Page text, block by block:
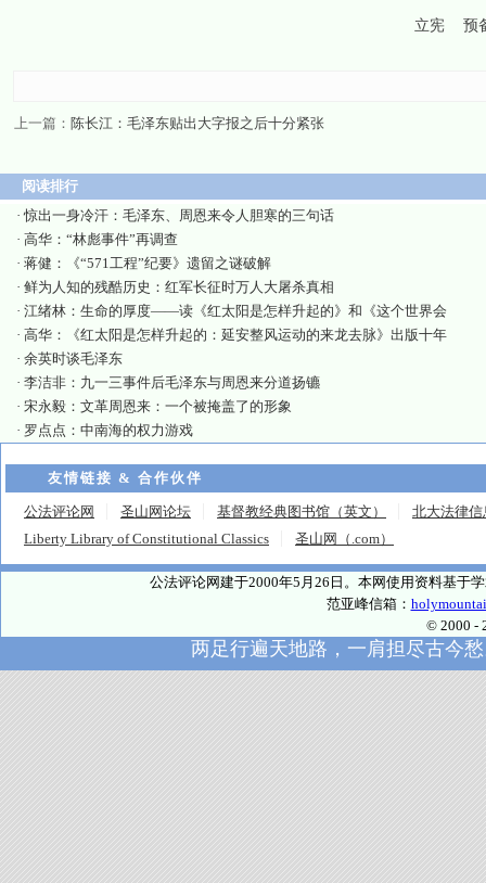
立宪 预
上一篇： 陈长江：毛泽东贴出大字报之后十分紧张
阅读排行
·惊出一身冷汗：毛泽东、周恩来令人胆寒的三句话
· 高华：“林彪事件”再调查
· 蒋健：《“571工程”纪要》遗留之谜破解
· 鲜为人知的残酷历史：红军长征时万人大屠杀真相
· 江绪林：生命的厚度——读《红太阳是怎样升起的》和《这个世界会
· 高华：《红太阳是怎样升起的：延安整风运动的来龙去脉》出版十年
· 余英时谈毛泽东
· 李洁非：九一三事件后毛泽东与周恩来分道扬镳
· 宋永毅：文革周恩来：一个被掩盖了的形象
· 罗点点：中南海的权力游戏
友情链接 & 合作伙伴
公法评论网 圣山网论坛 基督教经典图书馆（英文）
北大法律信
Liberty Library of Constitutional Classics
圣山网（.com）
公法评论网建于2000年5月26日。本网使用资料基于
范亚峰信箱：
© 2000 -
两足行遍天地路，一肩担尽古今